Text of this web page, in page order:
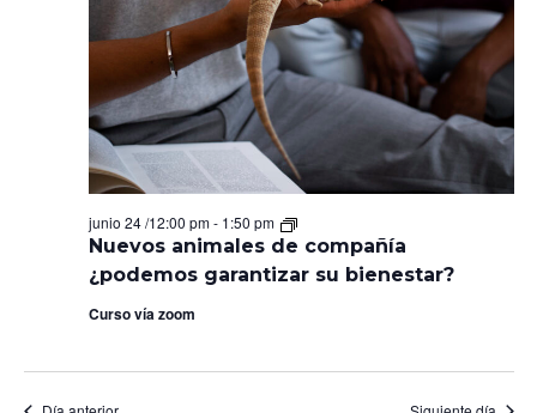
Nuevos animales de compañía
¿podemos garantizar su bienestar?
junio 24 /12:00 pm- 1:50 pm
Nuevos
animales
de
compañía
Curso vía zoom